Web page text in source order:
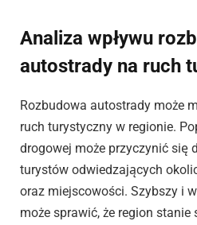
Analiza wpływu
autostrady na ruch
Rozbudowa autostrady może
ruch turystyczny w regionie.
drogowej może przyczynić się
turystów odwiedzających
oraz miejscowości. Szybszy i
może sprawić, że region